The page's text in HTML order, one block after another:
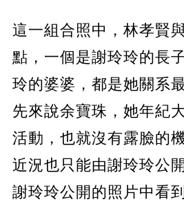
這一組合照中，林孝賢
點，一個是謝玲玲的長
玲的婆婆，都是她關系
先來說余寶珠，她年紀
活動，也就沒有露臉的
近況也只能由謝玲玲公
謝玲玲公開的照片中看